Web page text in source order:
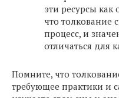
эти ресурсы
что толкование
процесс, и
отличаться для
Помните, что
требующее практики и